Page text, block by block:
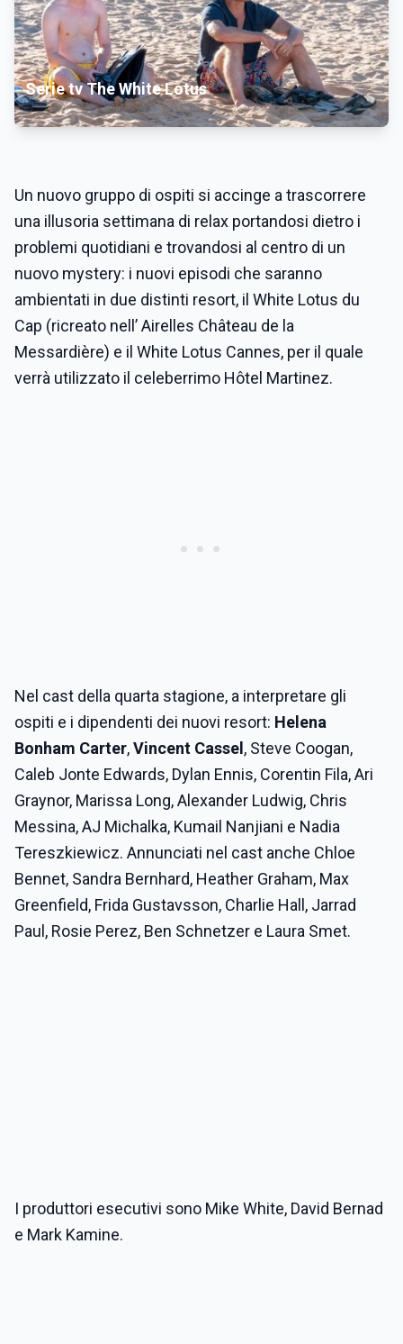
Serie tv The White Lotus
Un nuovo gruppo di ospiti si accinge a trascorrere
una illusoria settimana di relax portandosi dietro i
problemi quotidiani e trovandosi al centro di un
nuovo mystery: i nuovi episodi che saranno
ambientati in due distinti resort, il White Lotus du
Cap (ricreato nell’ Airelles Château de la
Messardière) e il White Lotus Cannes, per il quale
verrà utilizzato il celeberrimo Hôtel Martinez.
Nel cast della quarta stagione, a interpretare gli
ospiti e i dipendenti dei nuovi resort: Helena
Bonham Carter,Vincent Cassel , Steve Coogan,
Caleb Jonte Edwards, Dylan Ennis, Corentin Fila, Ari
Graynor, Marissa Long, Alexander Ludwig, Chris
Messina, AJ Michalka, Kumail Nanjiani e Nadia
Tereszkiewicz. Annunciati nel cast anche Chloe
Bennet, Sandra Bernhard, Heather Graham, Max
Greenfield, Frida Gustavsson, Charlie Hall, Jarrad
Paul, Rosie Perez, Ben Schnetzer e Laura Smet.
I produttori esecutivi sono Mike White, David Bernad
e Mark Kamine.